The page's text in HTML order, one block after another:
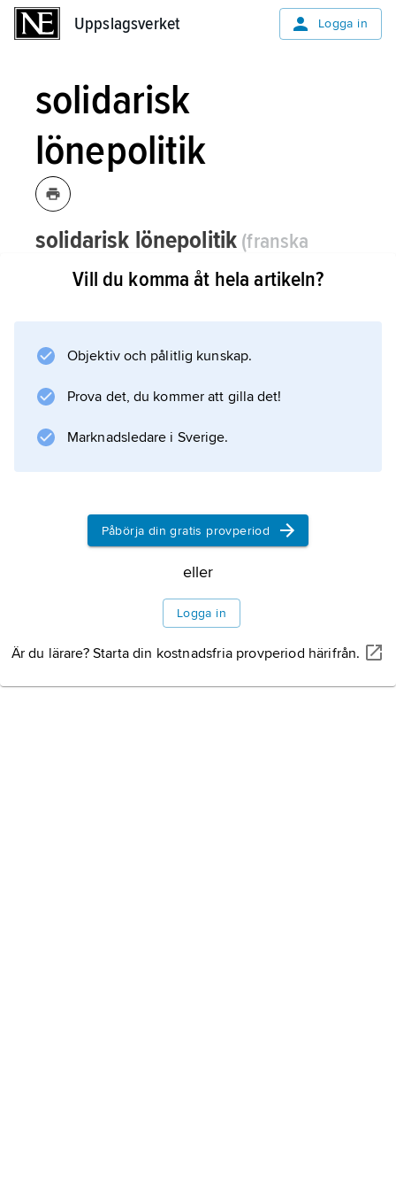
Uppslagsverket Logga in
solidarisk
lönepolitik
solidarisk lönepolitik (franska
solidaire ’gemensamt ansvarig’, av latin
soʹlidum’det hela’, ’hela summan’, av
som LO formulerade i början av 1950-
talet.
Grundtanken är lika lön för lika arbete, oavsett
i vilket företag eller inom vilken bransch
kvalificerade och mindre kvalificerade
arbetstagare genom särskilda
Vill du komma åt hela artikeln?
Objektiv och pålitlig kunskap.
Prova det, du kommer att gilla det!
Marknadsledare i Sverige.
Påbörja din gratis provperiod
eller
Logga in
Är du lärare? Starta din kostnadsfria provperiod härifrån.